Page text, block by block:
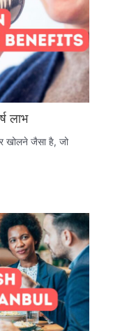
लाभ
खोलने जैसा है, जो